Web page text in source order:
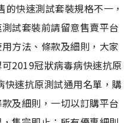
快速測試套裝規格不一，
試套裝前請留意售賣平台
方法、條款及細則，大家
2019冠狀病毒病快速抗原
速抗原測試通用名單，購
及細則，一切以訂購平台